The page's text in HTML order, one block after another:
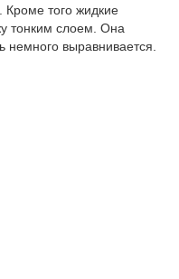
Кроме того жидкие
тонким слоем. Она
немного выравнивается.